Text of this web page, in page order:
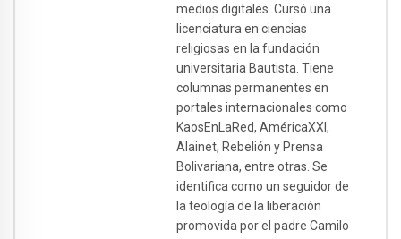
medios digitales. Cursó una
licenciatura en ciencias
religiosas en la fundación
universitaria Bautista. Tiene
columnas permanentes en
portales internacionales como
KaosEnLaRed, AméricaXXI,
Alainet, Rebelión y Prensa
Bolivariana, entre otras. Se
identifica como un seguidor de
la teología de la liberación
promovida por el padre Camilo